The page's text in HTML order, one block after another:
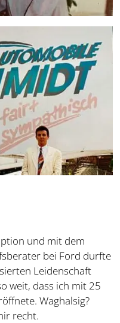
und mit dem
bei Ford durfte
Leidenschaft
weit, dass ich mit 25
Waghalsig?
recht.